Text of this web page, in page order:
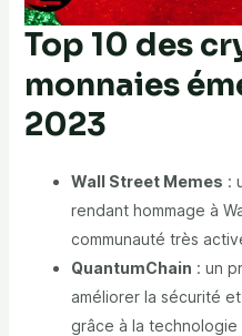
Top 10 des
monnaies
2023
Wall Street Memes :
rendant hommage à
communauté très
QuantumChain : un
améliorer la sécurité
grâce à la technologie